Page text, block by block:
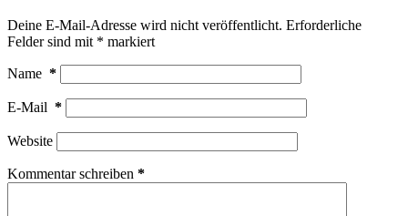
Deine E-Mail-Adresse wird nicht veröffentlicht. Erforderliche
Felder sind mit * markiert
Name *
E-Mail *
Website
Kommentar schreiben *